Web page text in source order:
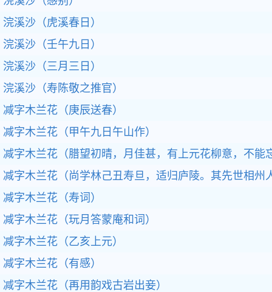
浣溪沙（虎溪春日）
浣溪沙（壬午九日）
浣溪沙（三月三日）
浣溪沙（寿陈敬之推官）
减字木兰花（庚辰送春）
减字木兰花（甲午九日午山作）
减字木兰花（腊望初晴，月佳甚，有上元花柳意，不能
减字木兰花（尚学林己丑寿旦，适归庐陵。其先世相州
减字木兰花（寿词）
减字木兰花（玩月答蒙庵和词）
减字木兰花（乙亥上元）
减字木兰花（有感）
减字木兰花（再用韵戏古岩出妾）